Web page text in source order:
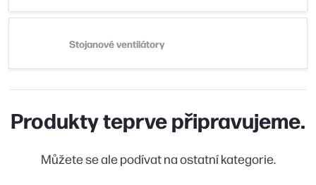
Stojanové ventilátory
Produkty teprve připravujeme.
Můžete se ale podívat na ostatní kategorie.